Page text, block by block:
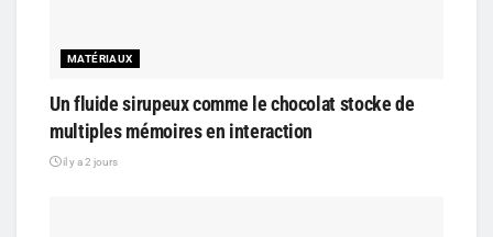
MATÉRIAUX
Un fluide sirupeux comme le chocolat stocke de
multiples mémoires en interaction
il y a 2 jours